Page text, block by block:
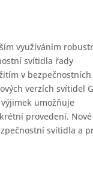
využíváním
svítidla řady
v bezpečnostních
verzích svítidel
umožňuje
provedení. Nové
svítidla a